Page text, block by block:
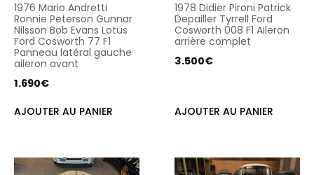
1976 Mario Andretti
Ronnie Peterson Gunnar
Nilsson Bob Evans Lotus
Ford Cosworth 77 F1
Panneau latéral gauche
aileron avant
1.690€
AJOUTER AU PANIER
1978 Didier Pironi Patrick
Depailler Tyrrell Ford
Cosworth 008 F1 Aileron
arrière complet
3.500€
AJOUTER AU PANIER